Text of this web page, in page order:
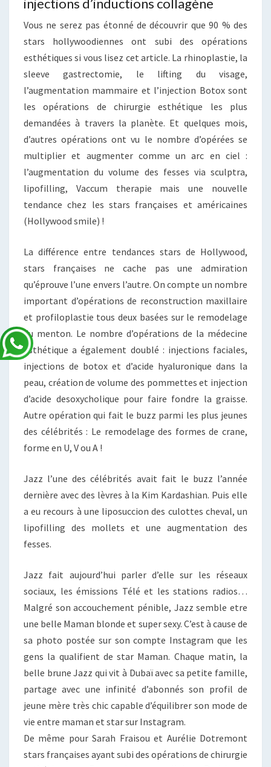
injections d’inductions collagène
Vous ne serez pas étonné de découvrir que 90 % des
stars hollywoodiennes ont subi des opérations
esthétiques si vous lisez cet article. La rhinoplastie, la
sleeve gastrectomie, le lifting du visage,
l’augmentation mammaire et l’injection Botox sont
les opérations de chirurgie esthétique les plus
demandées à travers la planète. Et quelques mois,
d’autres opérations ont vu le nombre d’opérées se
multiplier et augmenter comme un arc en ciel :
l’augmentation du volume des fesses via sculptra,
lipofilling, Vaccum therapie mais une nouvelle
tendance chez les stars françaises et américaines
(Hollywood smile) !
La différence entre tendances stars de Hollywood,
stars françaises ne cache pas une admiration
qu’éprouve l’une envers l’autre. On compte un nombre
important d’opérations de reconstruction maxillaire
et profiloplastie tous deux basées sur le remodelage
du menton. Le nombre d’opérations de la médecine
esthétique a également doublé : injections faciales,
injections de botox et d’acide hyaluronique dans la
peau, création de volume des pommettes et injection
d’acide desoxycholique pour faire fondre la graisse.
Autre opération qui fait le buzz parmi les plus jeunes
des célébrités : Le remodelage des formes de crane,
forme en U, V ou A !
Jazz l’une des célébrités avait fait le buzz l’année
dernière avec des lèvres à la Kim Kardashian. Puis elle
a eu recours à une liposuccion des culottes cheval, un
lipofilling des mollets et une augmentation des
fesses.
Jazz fait aujourd’hui parler d’elle sur les réseaux
sociaux, les émissions Télé et les stations radios…
Malgré son accouchement pénible, Jazz semble etre
une belle Maman blonde et super sexy. C’est à cause de
sa photo postée sur son compte Instagram que les
gens la qualifient de star Maman. Chaque matin, la
belle brune Jazz qui vit à Dubaï avec sa petite famille,
partage avec une infinité d’abonnés son profil de
jeune mère très chic capable d’équilibrer son mode de
vie entre maman et star sur Instagram.
De même pour Sarah Fraisou et Aurélie Dotremont
stars françaises ayant subi des opérations de chirurgie